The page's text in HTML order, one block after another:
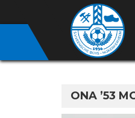
ONA ’53